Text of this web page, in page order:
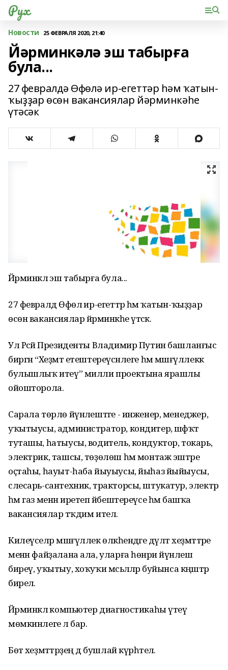
Рух
Новости 25 ФЕВРАЛЯ 2020, 21:40
Йәрминкәлә эш табырға
була...
27 февралдә Өфөлә ир-егеттәр һәм ҡатын-
ҡыҙҙар өсөн вакансиялар йәрминкәһе
үтәсәк
Йәрминкәлә эш табырға була...
27 февралдә Өфөлә ир-егеттәр һәм ҡатын-ҡыҙҙар
өсөн вакансиялар йәрминкәһе үтәсәк.
Ул Рәсәй Президенты Владимир Путин башланғыс
биргән “Хеҙмәт етештереүсәнлеге һәм мәшғүллеккә
булышлыҡ итеү” милли проектына ярашлы
ойошторола.
Сарала төрлө йүнәлештәге - инженер, менеджер,
уҡытыусы, администратор, кондитер, шәфҡәт
туташы, һатыусы, водитель, кондуктор, токарь,
электрик, ташсы, төҙөлөш һәм монтаж эштәре
оҫтаһы, һауыт-һаба йыуыусы, йыһаз йыйыусы,
слесарь-сантехник, тракторсы, штукатур, электр
һәм газ менән иретеп йәбештереүсе һәм башҡа
вакансиялар тәҡдим ителә.
Килеүселәр мәшғүллек өлкәһендәге дәүләт хеҙмәттәре
менән файҙалана ала, уларға һөнәри йүнәлеш
биреү, уҡытыу, хоҡуҡи мәсьәләләр буйынса кәңәштәр
бирелә.
Йәрминкәлә компьютер диагностикаһы үтеү
мөмкинлеге лә бар.
Бөтә хеҙмәттәрҙең дә бушлай күрһәтелә.